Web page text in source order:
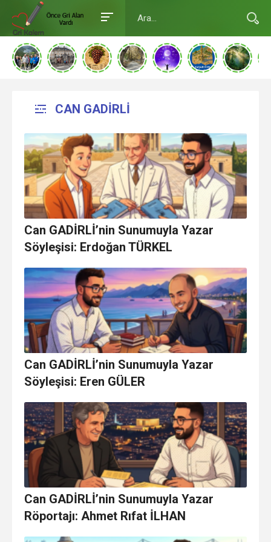
CAN GADİRLİ
Can GADİRLİ’nin Sunumuyla Yazar
Söyleşisi: Erdoğan TÜRKEL
Can GADİRLİ’nin Sunumuyla Yazar
Söyleşisi: Eren GÜLER
Can GADİRLİ’nin Sunumuyla Yazar
Röportajı: Ahmet Rıfat İLHAN